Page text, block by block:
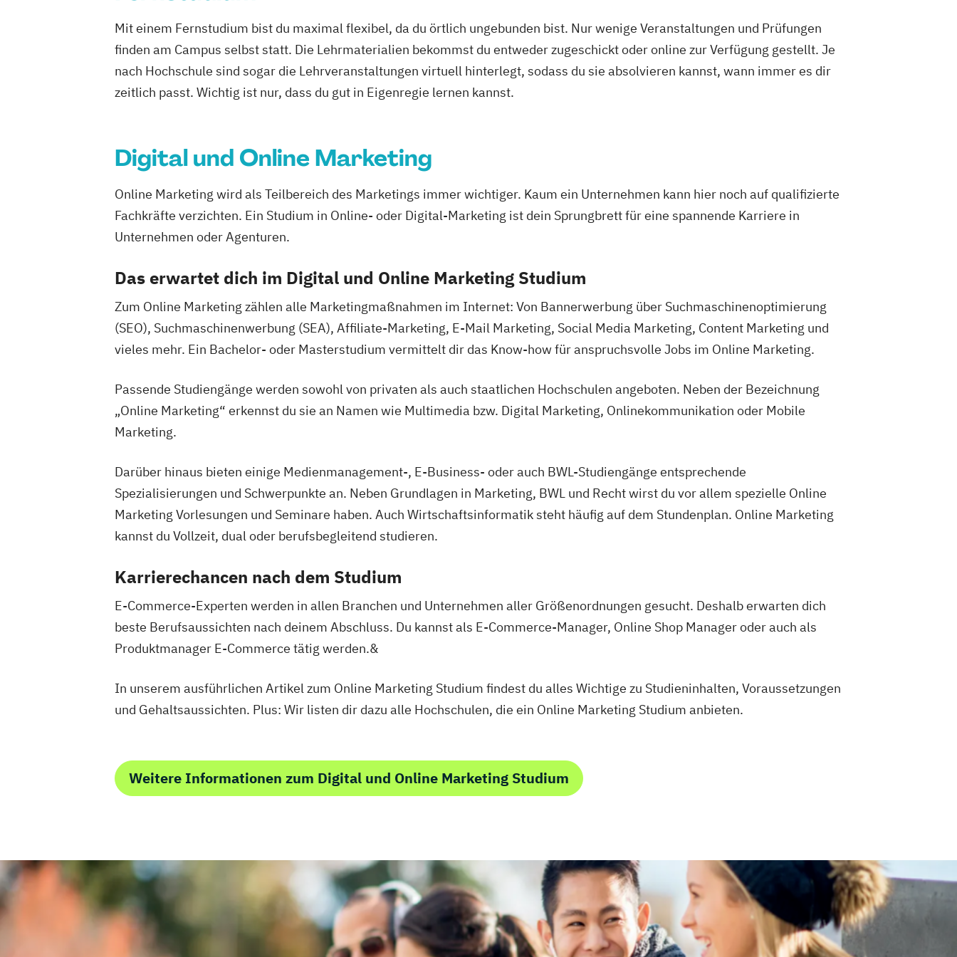
Wirtschaftspsychologie
Mit einem Fernstudium bist du maximal flexibel, da du örtlich ungebunden bist. Nur wenige Veranstaltungen und Prüfungen
finden am Campus selbst statt. Die Lehrmaterialien bekommst du entweder zugeschickt oder online zur Verfügung gestellt. Je
nach Hochschule sind sogar die Lehrveranstaltungen virtuell hinterlegt, sodass du sie absolvieren kannst, wann immer es dir
zeitlich passt. Wichtig ist nur, dass du gut in Eigenregie lernen kannst.
Digital und Online Marketing
Online Marketing wird als Teilbereich des Marketings immer wichtiger. Kaum ein Unternehmen kann hier noch auf qualifizierte
Fachkräfte verzichten. Ein Studium in Online- oder Digital-Marketing ist dein Sprungbrett für eine spannende Karriere in
Unternehmen oder Agenturen.
Das erwartet dich im Digital und Online Marketing Studium
Zum Online Marketing zählen alle Marketingmaßnahmen im Internet: Von Bannerwerbung über Suchmaschinenoptimierung
(SEO), Suchmaschinenwerbung (SEA), Affiliate-Marketing, E-Mail Marketing, Social Media Marketing, Content Marketing und
vieles mehr. Ein Bachelor- oder Masterstudium vermittelt dir das Know-how für anspruchsvolle Jobs im Online Marketing.
Passende Studiengänge werden sowohl von privaten als auch staatlichen Hochschulen angeboten. Neben der Bezeichnung
„Online Marketing“ erkennst du sie an Namen wie Multimedia bzw. Digital Marketing, Onlinekommunikation oder Mobile
Marketing.
Darüber hinaus bieten einige Medienmanagement-, E-Business- oder auch BWL-Studiengänge entsprechende
Spezialisierungen und Schwerpunkte an. Neben Grundlagen in Marketing, BWL und Recht wirst du vor allem spezielle Online
Marketing Vorlesungen und Seminare haben. Auch Wirtschaftsinformatik steht häufig auf dem Stundenplan. Online Marketing
kannst du Vollzeit, dual oder berufsbegleitend studieren.
Karrierechancen nach dem Studium
E-Commerce-Experten werden in allen Branchen und Unternehmen aller Größenordnungen gesucht. Deshalb erwarten dich
beste Berufsaussichten nach deinem Abschluss. Du kannst als E-Commerce-Manager, Online Shop Manager oder auch als
Produktmanager E-Commerce tätig werden.&
In unserem ausführlichen Artikel zum Online Marketing Studium findest du alles Wichtige zu Studieninhalten, Voraussetzungen
und Gehaltsaussichten. Plus: Wir listen dir dazu alle Hochschulen, die ein Online Marketing Studium anbieten.
Weitere Informationen zum Digital und Online Marketing Studium